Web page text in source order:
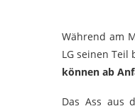
Während am
LG seinen Teil
können ab
Das Ass aus